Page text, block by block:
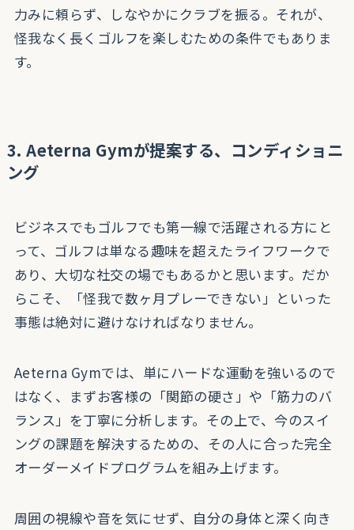
力みに頼らず、しなやかにクラブを振る。それが、
怪我なく長くゴルフを楽しむための条件でもありま
す。
3. Aeterna Gymが提案する、コンディショニ
ング
ビジネスでもゴルフでも第一線で活躍される方にと
って、ゴルフは単なる趣味を超えたライフワークで
あり、大切な社交の場でもあるかと思います。だか
らこそ、「怪我で数ヶ月プレーできない」といった
事態は絶対に避けなければなりません。
Aeterna Gymでは、単にハードな運動を強いるので
はなく、まずお客様の「関節の硬さ」や「筋力のバ
ランス」を丁寧に分析します。その上で、今のスイ
ングの課題を解決するための、その人に合った完全
オーダーメイドプログラムを組み上げます。
周囲の視線や音を気にせず、自分の身体と深く向き